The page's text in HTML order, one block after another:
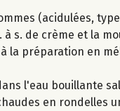
(acidulées,
s. de crème et la
la préparation en
l'eau bouillante
en rondelles